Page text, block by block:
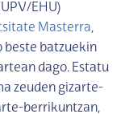
EHU)
Masterra,
beste batzuekin
dago. Estatu
zeuden gizarte-
berrikuntzan,